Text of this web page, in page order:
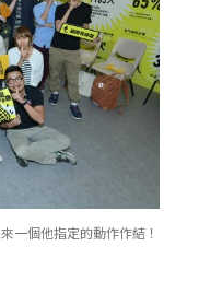
來一個他指定的動作作結！